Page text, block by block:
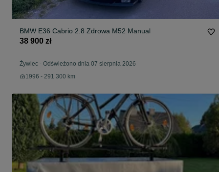
BMW E36 Cabrio 2.8 Zdrowa M52 Manual
38 900 zł
Żywiec - Odświeżono dnia 07 sierpnia 2026
1996 - 291 300 km